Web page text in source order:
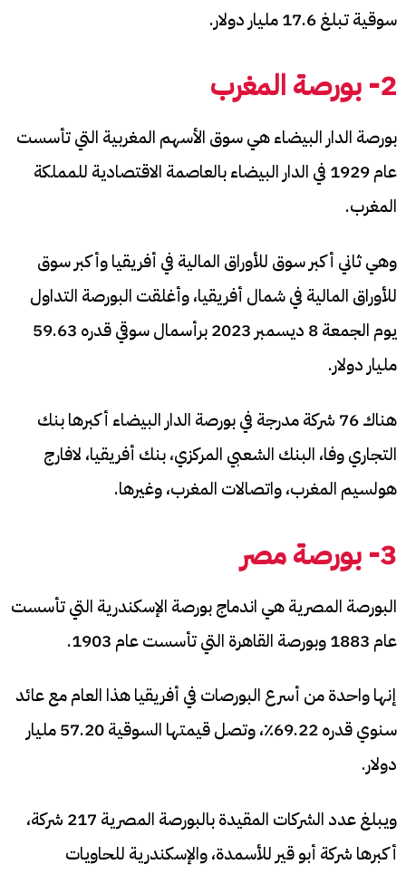
سوقية تبلغ 17.6 مليار دولار.
2- بورصة المغرب
بورصة الدار البيضاء هي سوق الأسهم المغربية التي تأسست
عام 1929 في الدار البيضاء بالعاصمة الاقتصادية للمملكة
المغرب.
وهي ثاني أكبر سوق للأوراق المالية في أفريقيا وأكبر سوق
للأوراق المالية في شمال أفريقيا، وأغلقت البورصة التداول
يوم الجمعة 8 ديسمبر 2023 برأسمال سوقي قدره 59.63
مليار دولار.
هناك 76 شركة مدرجة في بورصة الدار البيضاء أكبرها بنك
التجاري وفا، البنك الشعبي المركزي، بنك أفريقيا، لافارج
هولسيم المغرب، واتصالات المغرب، وغيرها.
3- بورصة مصر
البورصة المصرية هي اندماج بورصة الإسكندرية التي تأسست
عام 1883 وبورصة القاهرة التي تأسست عام 1903.
إنها واحدة من أسرع البورصات في أفريقيا هذا العام مع عائد
سنوي قدره 69.22٪، وتصل قيمتها السوقية 57.20 مليار
دولار.
ويبلغ عدد الشركات المقيدة بالبورصة المصرية 217 شركة،
أكبرها شركة أبو قير للأسمدة، والإسكندرية للحاويات